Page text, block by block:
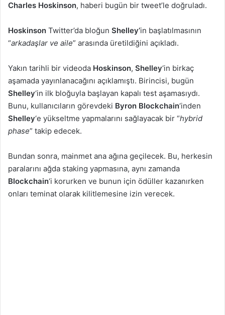
Charles Hoskinson, haberi bugün bir tweet’le doğruladı.
Hoskinson Twitter’da bloğun Shelley’in başlatılmasının
“arkadaşlar ve aile” arasında üretildiğini açıkladı.
Yakın tarihli bir videoda Hoskinson, Shelley‘in birkaç
aşamada yayınlanacağını açıklamıştı. Birincisi, bugün
Shelley‘in ilk bloğuyla başlayan kapalı test aşamasıydı.
Bunu, kullanıcıların görevdeki Byron Blockchain‘inden
Shelley‘e yükseltme yapmalarını sağlayacak bir “hybrid
phase” takip edecek.
Bundan sonra, mainmet ana ağına geçilecek. Bu, herkesin
paralarını ağda staking yapmasına, aynı zamanda
Blockchain‘i korurken ve bunun için ödüller kazanırken
onları teminat olarak kilitlemesine izin verecek.